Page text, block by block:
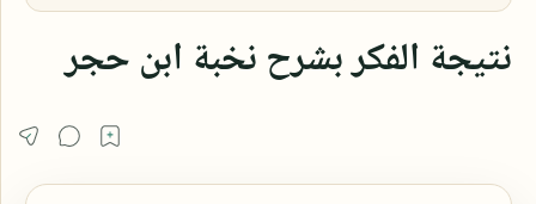
نتيجة الفكر بشرح نخبة ابن حجر